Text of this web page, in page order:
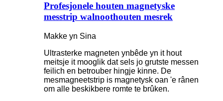
Profesjonele houten magnetyske
messtrip walnoothouten mesrek
Makke yn Sina
Ultrasterke magneten ynbêde yn it hout
meitsje it mooglik dat sels jo grutste messen
feilich en betrouber hingje kinne. De
mesmagneetstrip is magnetysk oan 'e rânen
om alle beskikbere romte te brûken.